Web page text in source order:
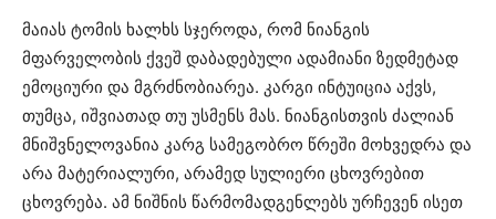
მაიას ტომის ხალხს სჯეროდა, რომ ნიანგის
მფარველობის ქვეშ დაბადებული ადამიანი ზედმეტად
ემოციური და მგრძნობიარეა. კარგი ინტუიცია აქვს,
თუმცა, იშვიათად თუ უსმენს მას. ნიანგისთვის ძალიან
მნიშვნელოვანია კარგ სამეგობრო წრეში მოხვედრა და
არა მატერიალური, არამედ სულიერი ცხოვრებით
ცხოვრება. ამ ნიშნის წარმომადგენლებს ურჩევენ ისეთ